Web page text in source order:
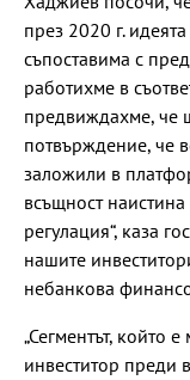
през 2020 г.
съпоставима с
работихме в
предвиждахме, че
потвърждение, че
заложили в
всъщност наистина
регулация“, каза
нашите
небанкова
„Сегментът, който
инвеститор преди